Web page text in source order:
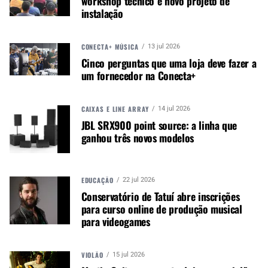
Os fones SE846 seguem equipados com um cabo
destacável que permite convertê-los em fones
sem fio com os Adaptadores True Wireless da
Shure ou integrar outros acessórios com fio
instalação
CONECTA+ MÚSICA 13 jul 2026
Cinco perguntas que uma loja deve fazer a
um fornecedor na Conecta+
CAIXAS E LINE ARRAY 14 jul 2026
JBL SRX900 point source: a linha que
ganhou três novos modelos
EDUCAÇÃO 22 jul 2026
Conservatório de Tatuí abre inscrições
para curso online de produção musical
para videogames
VIOLÃO 15 jul 2026